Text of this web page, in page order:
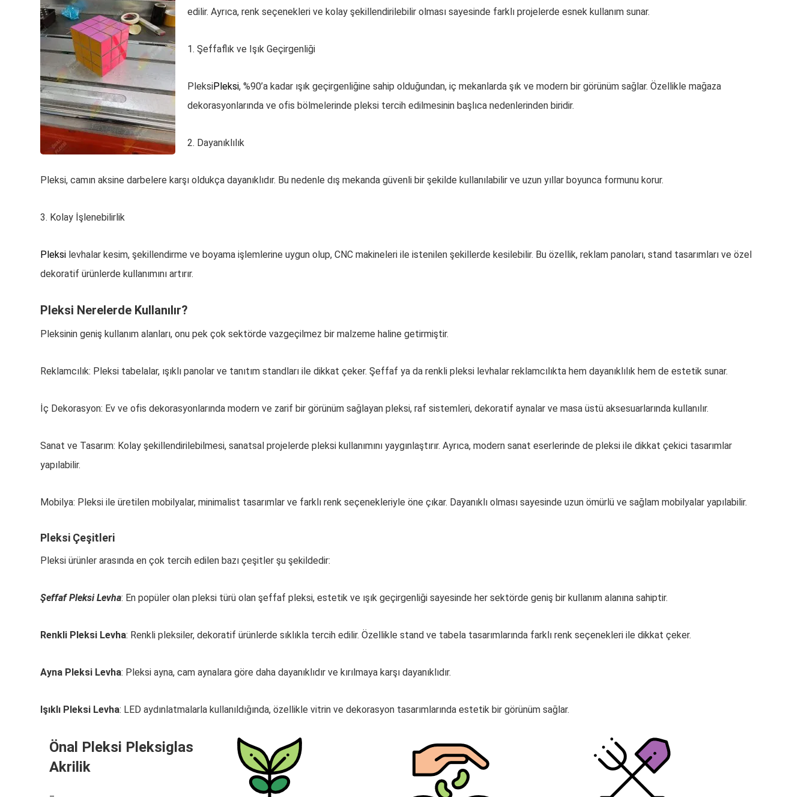
edilir. Ayrıca, renk seçenekleri ve kolay şekillendirilebilir olması sayesinde farklı projelerde esnek kullanım sunar.
1. Şeffaflık ve Işık Geçirgenliği
PleksiPleksi, %90’a kadar ışık geçirgenliğine sahip olduğundan, iç mekanlarda şık ve modern bir görünüm sağlar. Özellikle mağaza
dekorasyonlarında ve ofis bölmelerinde pleksi tercih edilmesinin başlıca nedenlerinden biridir.
2. Dayanıklılık
Pleksi, camın aksine darbelere karşı oldukça dayanıklıdır. Bu nedenle dış mekanda güvenli bir şekilde kullanılabilir ve uzun yıllar boyunca formunu korur.
3. Kolay İşlenebilirlik
Pleksi levhalar kesim, şekillendirme ve boyama işlemlerine uygun olup, CNC makineleri ile istenilen şekillerde kesilebilir. Bu özellik, reklam panoları, stand tasarımları ve özel
dekoratif ürünlerde kullanımını artırır.
Pleksi Nerelerde Kullanılır?
Pleksinin geniş kullanım alanları, onu pek çok sektörde vazgeçilmez bir malzeme haline getirmiştir.
Reklamcılık: Pleksi tabelalar, ışıklı panolar ve tanıtım standları ile dikkat çeker. Şeffaf ya da renkli pleksi levhalar reklamcılıkta hem dayanıklılık hem de estetik sunar.
İç Dekorasyon: Ev ve ofis dekorasyonlarında modern ve zarif bir görünüm sağlayan pleksi, raf sistemleri, dekoratif aynalar ve masa üstü aksesuarlarında kullanılır.
Sanat ve Tasarım: Kolay şekillendirilebilmesi, sanatsal projelerde pleksi kullanımını yaygınlaştırır. Ayrıca, modern sanat eserlerinde de pleksi ile dikkat çekici tasarımlar
yapılabilir.
Mobilya: Pleksi ile üretilen mobilyalar, minimalist tasarımlar ve farklı renk seçenekleriyle öne çıkar. Dayanıklı olması sayesinde uzun ömürlü ve sağlam mobilyalar yapılabilir.
Pleksi Çeşitleri
Pleksi ürünler arasında en çok tercih edilen bazı çeşitler şu şekildedir:
Şeffaf Pleksi Levha: En popüler olan pleksi türü olan şeffaf pleksi, estetik ve ışık geçirgenliği sayesinde her sektörde geniş bir kullanım alanına sahiptir.
Renkli Pleksi Levha: Renkli pleksiler, dekoratif ürünlerde sıklıkla tercih edilir. Özellikle stand ve tabela tasarımlarında farklı renk seçenekleri ile dikkat çeker.
Ayna Pleksi Levha: Pleksi ayna, cam aynalara göre daha dayanıklıdır ve kırılmaya karşı dayanıklıdır.
Işıklı Pleksi Levha: LED aydınlatmalarla kullanıldığında, özellikle vitrin ve dekorasyon tasarımlarında estetik bir görünüm sağlar.
Önal Pleksi Pleksiglas
Akrilik